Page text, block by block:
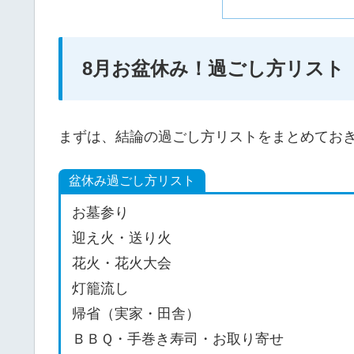
8月お盆休み！過ごし方リスト
まずは、結論の過ごし方リストをまとめてお
盆休み過ごし方リスト
お墓参り
迎え火・送り火
花火・花火大会
灯籠流し
帰省（実家・田舎）
ＢＢＱ・手巻き寿司・お取り寄せ